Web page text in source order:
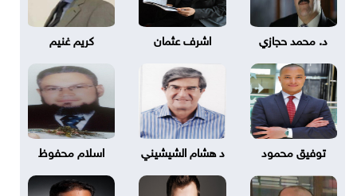
د. محمد حجازي اشرف عثمان كريم غنيم
توفيق محمود د هشام الشيشيني اسلام محفوظ